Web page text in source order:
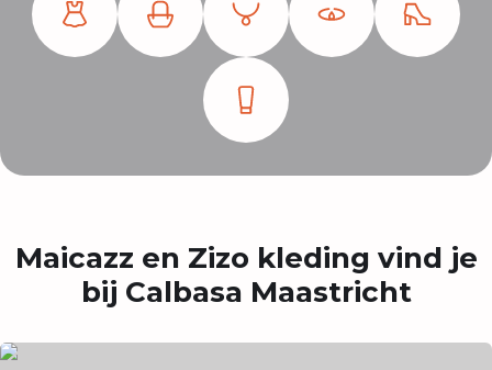
Maicazz en Zizo kleding vind je
bij Calbasa Maastricht